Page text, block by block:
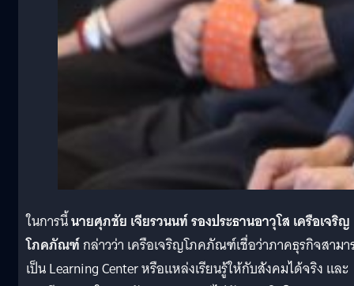
ในการนี้นายศุภชัย เจียรวนนท์ รองประธานอาวุโส เครือเจริญ
โภคภัณฑ์กล่าวว่า เครือเจริญโภคภัณฑ์เชื่อว่าภาคธุรกิจสามา
เป็น Learning Center หรือแหล่งเรียนรู้ให้กับสังคมได้จริง และ